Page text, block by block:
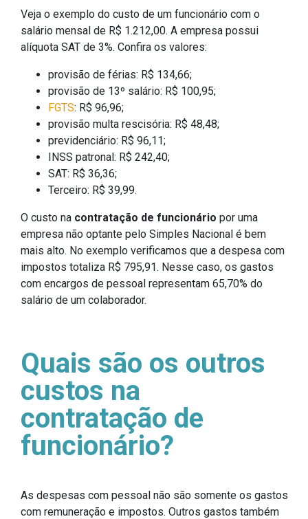
Veja o exemplo do custo de um funcionário com o
salário mensal de R$ 1.212,00. A empresa possui
alíquota SAT de 3%. Confira os valores:
provisão de férias: R$ 134,66;
provisão de 13º salário: R$ 100,95;
FGTS: R$ 96,96;
provisão multa rescisória: R$ 48,48;
previdenciário: R$ 96,11;
INSS patronal: R$ 242,40;
SAT: R$ 36,36;
Terceiro: R$ 39,99.
O custo na contratação de funcionário por uma
empresa não optante pelo Simples Nacional é bem
mais alto. No exemplo verificamos que a despesa com
impostos totaliza R$ 795,91. Nesse caso, os gastos
com encargos de pessoal representam 65,70% do
salário de um colaborador.
Quais são os outros
custos na
contratação de
funcionário?
As despesas com pessoal não são somente os gastos
com remuneração e impostos. Outros gastos também